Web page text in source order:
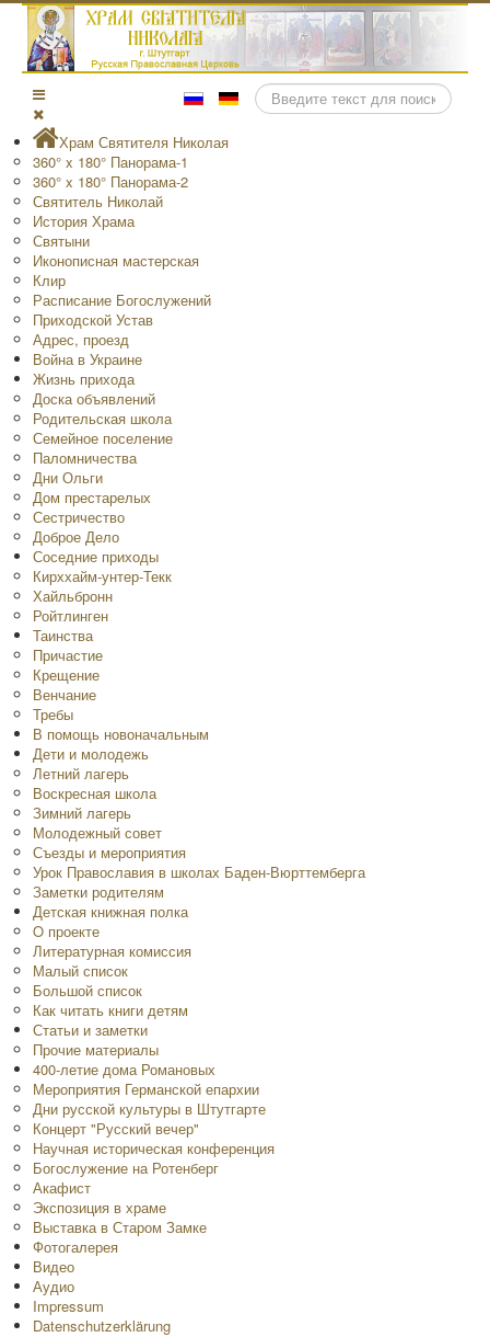
Поиск
Храм Святителя Николая
360° x 180° Панорама-1
360° x 180° Панорама-2
Святитель Николай
История Храма
Святыни
Иконописная мастерская
Клир
Расписание Богослужений
Приходской Устав
Адрес, проезд
Война в Украине
Жизнь прихода
Доска объявлений
Родительская школа
Семейное поселение
Паломничества
Дни Ольги
Дом престарелых
Сестричество
Доброе Дело
Соседние приходы
Кирххайм-унтер-Текк
Хайльбронн
Ройтлинген
Таинства
Причастие
Крещение
Венчание
Требы
В помощь новоначальным
Дети и молодежь
Летний лагерь
Воскресная школа
Зимний лагерь
Молодежный совет
Съезды и мероприятия
Урок Православия в школах Баден-Вюрттемберга
Заметки родителям
Детская книжная полка
O проекте
Литературная комиссия
Малый список
Большой список
Как читать книги детям
Статьи и заметки
Прочие материалы
400-летие дома Романовых
Мероприятия Германской епархии
Дни русской культуры в Штутгарте
Концерт "Русский вечер"
Научная историческая конференция
Богослужение на Ротенберг
Акафист
Экспозиция в храме
Выставка в Старом Замке
Фотогалерея
Видео
Аудио
Impressum
Datenschutzerklärung